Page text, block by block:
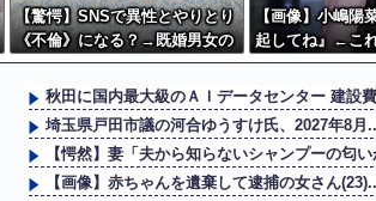
【驚愕】SNSで異性とやりとり
《不倫》になる？→既婚男女の
約7割がまさかの『こう』回答
してしまうw w w w w w w w
【画像】小嶋陽
起してね』←こ
秋田に国内最大級のＡＩデータセンター 建設
埼玉県戸田市議の河合ゆうすけ氏、2027年8月
【愕然】妻「夫から知らないシャンプーの匂
【画像】赤ちゃんを遺棄して逮捕の女さん